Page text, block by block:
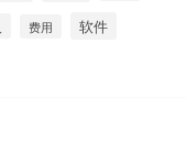
费用 软件